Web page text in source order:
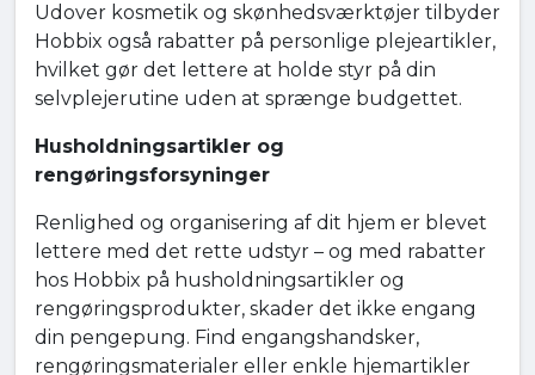
Udover kosmetik og skønhedsværktøjer tilbyder
Hobbix også rabatter på personlige plejeartikler,
hvilket gør det lettere at holde styr på din
selvplejerutine uden at sprænge budgettet.
Husholdningsartikler og
rengøringsforsyninger
Renlighed og organisering af dit hjem er blevet
lettere med det rette udstyr – og med rabatter
hos Hobbix på husholdningsartikler og
rengøringsprodukter, skader det ikke engang
din pengepung. Find engangshandsker,
rengøringsmaterialer eller enkle hjemartikler